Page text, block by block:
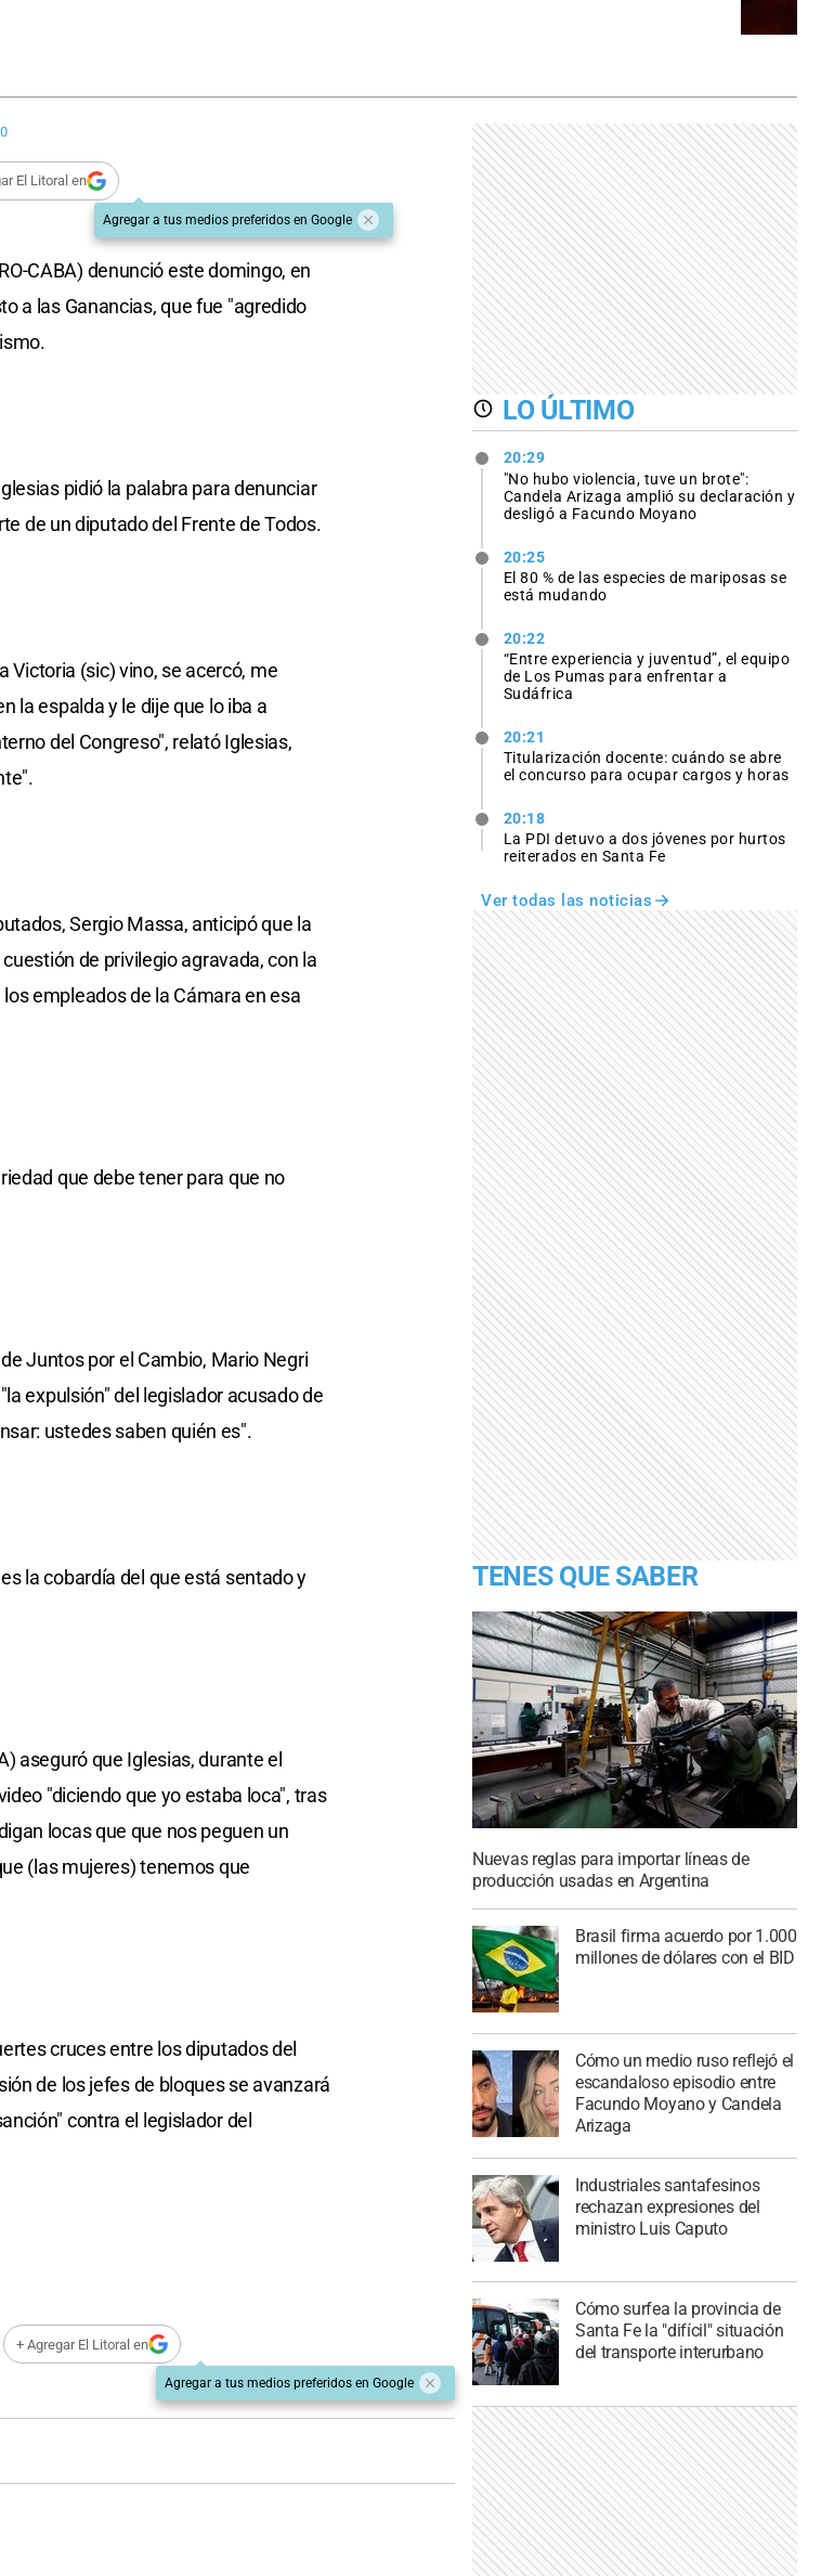
El Litoral en
Agregar a tus medios preferidos en Google
CABA) denunció este domingo, en
a las Ganancias, que fue "agredido
pidió la palabra para denunciar
de un diputado del Frente de Todos.
Victoria (sic) vino, se acercó, me
la espalda y le dije que lo iba a
del Congreso", relató Iglesias,
Sergio Massa, anticipó que la
de privilegio agravada, con la
empleados de la Cámara en esa
que debe tener para que no
Juntos por el Cambio, Mario Negri
expulsión" del legislador acusado de
ustedes saben quién es".
la cobardía del que está sentado y
aseguró que Iglesias, durante el
"diciendo que yo estaba loca", tras
locas que que nos peguen un
(las mujeres) tenemos que
cruces entre los diputados del
de los jefes de bloques se avanzará
contra el legislador del
+ Agregar El Litoral en
Agregar a tus medios preferidos en Google
LO ÚLTIMO
20:29
"No hubo violencia, tuve un brote":
Candela Arizaga amplió su declaración y
desligó a Facundo Moyano
20:25
El 80 % de las especies de mariposas se
está mudando
20:22
“Entre experiencia y juventud”, el equipo
de Los Pumas para enfrentar a
Sudáfrica
20:21
Titularización docente: cuándo se abre
el concurso para ocupar cargos y horas
20:18
La PDI detuvo a dos jóvenes por hurtos
reiterados en Santa Fe
Ver todas las noticias
TENES QUE SABER
Nuevas reglas para importar líneas de
producción usadas en Argentina
Brasil firma acuerdo por 1.000
millones de dólares con el BID
Cómo un medio ruso reflejó el
escandaloso episodio entre
Facundo Moyano y Candela
Arizaga
Industriales santafesinos
rechazan expresiones del
ministro Luis Caputo
Cómo surfea la provincia de
Santa Fe la "difícil" situación
del transporte interurbano